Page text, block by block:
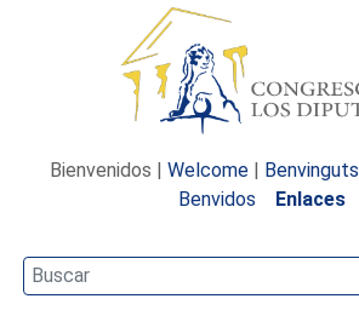
Bienvenidos | Welcome | Benvinguts
Benvidos
Enlaces